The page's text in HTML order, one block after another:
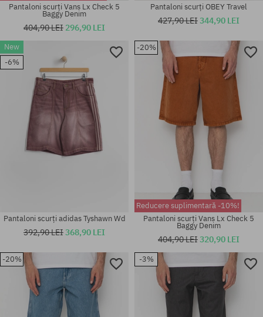
Mărimi existente:
S; M; XL
Mărimi existente:
Mărimi existente:
30; 32; 33; 34
Pantaloni scurți Vans Lx Check 5
Baggy Denim
404,90 LEI 296,90 LEI
Mărimi existente:
M; L; XL
Pantaloni scurți OBEY Travel
427,90 LEI344,90 LEI
New
-6%
Pantaloni scurți adidas Tyshawn Wd
392,90 LEI368,90 LEI
-20%
Reducere suplimentară -10%!
Pantaloni scurți Vans Lx Check 5
Baggy Denim
404,90 LEI320,90 LEI
-20% -3%